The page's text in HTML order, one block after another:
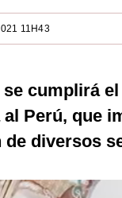
11H43
cumplirá
Perú, que
diversos